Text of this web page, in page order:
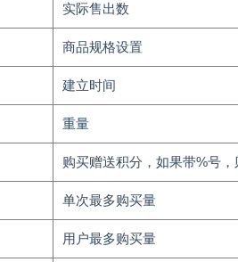
实际售出数
商品规格设置
建立时间
重量
购买赠送积分，如果带%号
单次最多购买量
用户最多购买量